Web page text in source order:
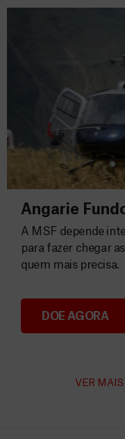
Angarie
Angarie
A MSF depende
para fazer chegar
quem mais precisa.
DOE AGORA
VER